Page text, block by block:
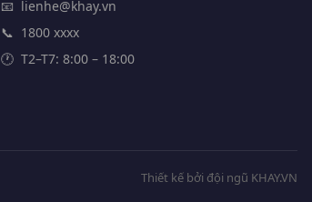
📧 lienhe@khay.vn
📞 1800 xxxx
🕐 T2–T7: 8:00 – 18:00
Thiết kế bởi đội ngũ KHAY.VN